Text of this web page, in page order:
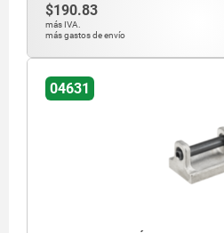
$190.83
más IVA.
más gastos de envío
04631